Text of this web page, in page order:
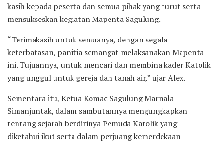
kasih kepada peserta dan semua pihak yang turut serta
mensukseskan kegiatan Mapenta Sagulung.
“Terimakasih untuk semuanya, dengan segala
keterbatasan, panitia semangat melaksanakan Mapenta
ini. Tujuannya, untuk mencari dan membina kader Katolik
yang unggul untuk gereja dan tanah air,” ujar Alex.
Sementara itu, Ketua Komac Sagulung Marnala
Simanjuntak, dalam sambutannya mengungkapkan
tentang sejarah berdirinya Pemuda Katolik yang
diketahui ikut serta dalam perjuang kemerdekaan